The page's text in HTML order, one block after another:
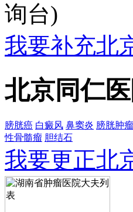
询台)
我要补充北
北京同仁
膀胱癌 白癜风 鼻窦炎 膀胱肿瘤
性骨髓瘤 胆结石
我要更正北